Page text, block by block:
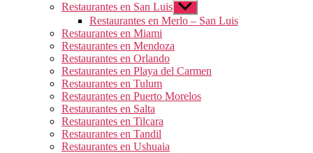
Restaurantes en San Luis Mostrar
el
submenú
Restaurantes en Merlo – San Luis
Restaurantes en Miami
Restaurantes en Mendoza
Restaurantes en Orlando
Restaurantes en Playa del Carmen
Restaurantes en Tulum
Restaurantes en Puerto Morelos
Restaurantes en Salta
Restaurantes en Tilcara
Restaurantes en Tandil
Restaurantes en Ushuaia